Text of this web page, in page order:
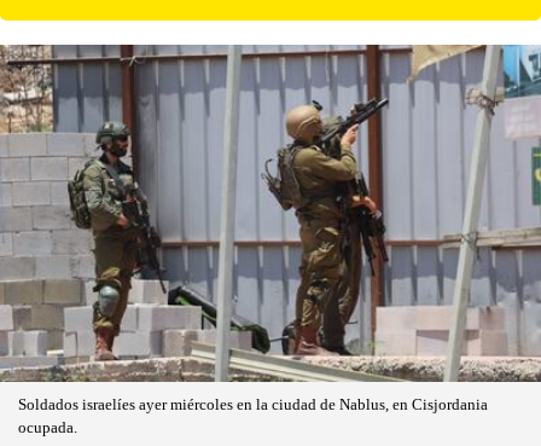
Soldados israelíes ayer miércoles en la ciudad de Nablus, en Cisjordania
ocupada.